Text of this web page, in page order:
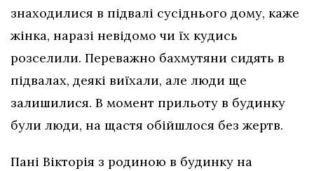
знаходилися в підвалі сусіднього дому, каже
жінка, наразі невідомо чи їх кудись
розселили. Переважно бахмутяни сидять в
підвалах, деякі виїхали, але люди ще
залишилися. В момент прильоту в будинку
були люди, на щастя обійшлося без жертв.
Пані Вікторія з родиною в будинку на